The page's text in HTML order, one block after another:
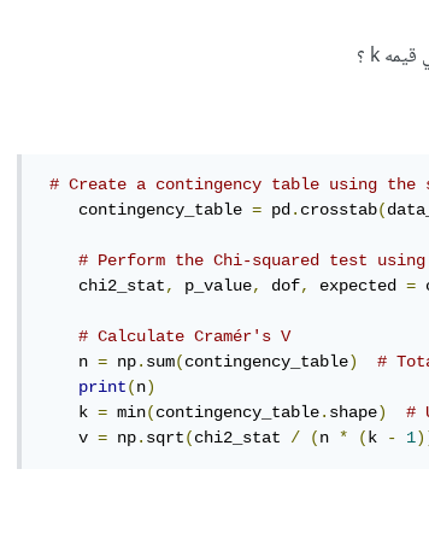
# Create a contingency table using
    contingency_table
= pd . crosstab(
# Perform the Chi-squared test
    chi2_stat
, p_value, dof, expected =
# Calculate Cramér's V
    n
= np. sum(contingency_table)
#
print(n)
    k
= min(contingency_table. shape)
#
    v
= np. sqrt(chi2_stat / (n * ( k - 1